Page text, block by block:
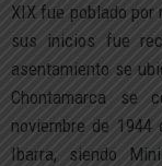
XIX fue poblado
sus inicios fue
asentamiento se
Chontamarca se
noviembre de
Ibarra, siendo